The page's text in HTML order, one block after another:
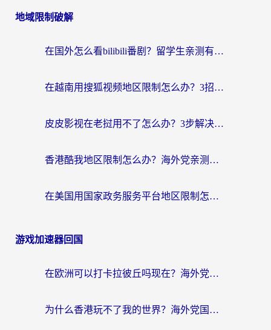
地域限制破解
在国外怎么看bilibili番剧？留学生亲测有效的地域限制突破指南（附酷我酷狗音乐解决方法）
在越南用搜狐视频地区限制怎么办？3招解决海外看国内剧难题（附西瓜视频CCTV观看技巧）
皮皮影视在老挝用不了怎么办？3步解决海外看国内影视&财经的痛点
香港酷我地区限制怎么办？海外党亲测有效的回国加速方案来了
在美国用国家政务服务平台地区限制怎么办？海外华人必备的突破攻略（附追剧看片技巧）
游戏加速器回国
在欧洲可以打卡拉彼丘吗现在？海外党国服游戏加速器终极避坑指南
为什么香港玩不了我的世界？海外党国服游戏加速终极解决方案